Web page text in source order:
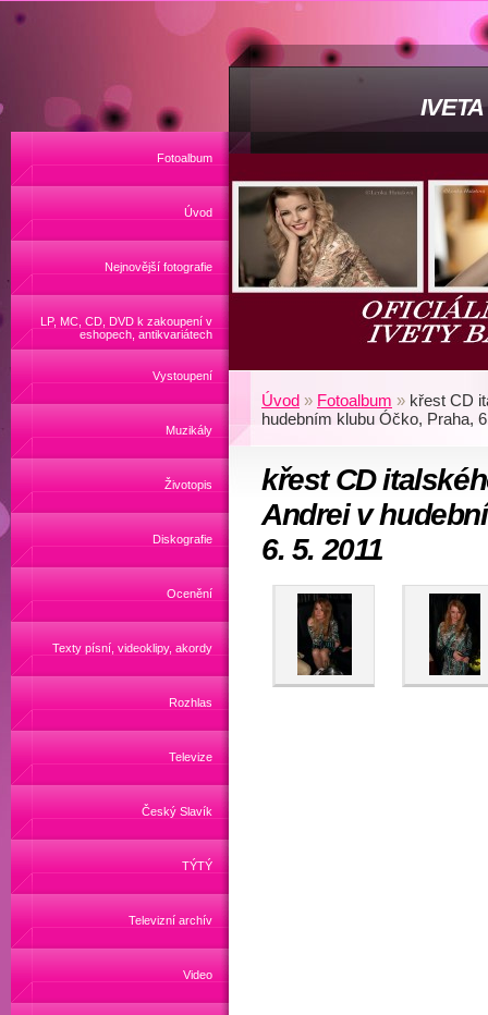
Fotoalbum
Úvod
Nejnovější fotografie
LP, MC, CD, DVD k zakoupení v
eshopech, antikvariátech
Vystoupení
Muzikály
Životopis
Diskografie
Ocenění
Texty písní, videoklipy, akordy
Rozhlas
Televize
Český Slavík
TÝTÝ
Televizní archív
Video
Úvod » Fotoalbum » křest CD
hudebním klubu Óčko, Praha,
křest CD
Andrei v
6. 5. 2011